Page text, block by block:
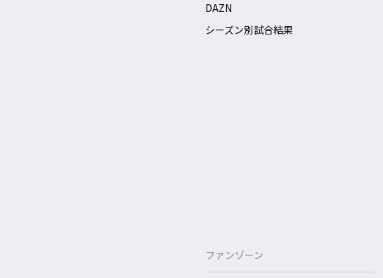
DAZN
シーズン別試合結果
ファンゾーン